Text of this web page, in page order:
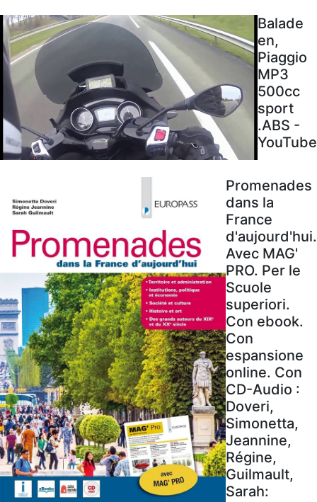
Balade
en,
Piaggio
MP3
500cc
sport
.ABS -
YouTube
Promenades
dans la
France
d'aujourd'hui.
Avec MAG'
PRO. Per le
Scuole
superiori.
Con ebook.
Con
espansione
online. Con
CD-Audio :
Doveri,
Simonetta,
Jeannine,
Régine,
Guilmault,
Sarah: